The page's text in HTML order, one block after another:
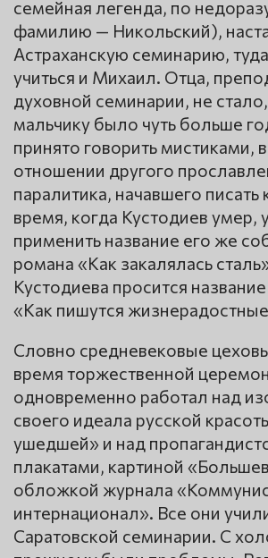
семейная легенда, по
фамилию — Никольский),
Астраханскую семинарию,
учиться и Михаил. Отца,
духовной семинарии, не
мальчику было чуть больше
принято говорить мистиками,
отношении другого
паралитика, начавшего писать
время, когда Кустодиев умер,
применить название его же
романа «Как закалялась
Кустодиева просится
«Как пишутся
Словно средневековые
время торжественной
одновременно работал над
своего идеала русской
ушедшей» и над
плакатами, картиной
обложкой журнала
интернационал». Все они
Саратовской семинарии. С